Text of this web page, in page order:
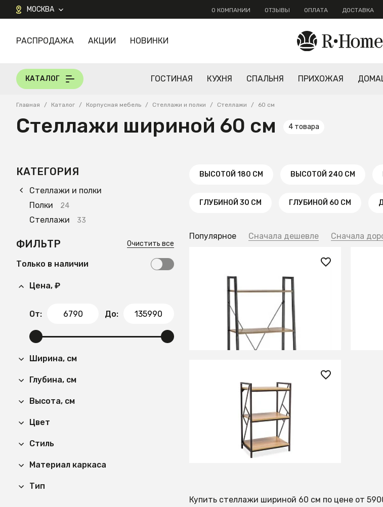
МОСКВА О КОМПАНИИ ОТЗЫВЫ ОПЛАТА ДОСТАВКА
КАТАЛОГ
РАСПРОДАЖА АКЦИИ НОВИНКИ
КАТАЛОГ ГОСТИНАЯ КУХНЯ СПАЛЬНЯ ПРИХОЖАЯ
Главная / Каталог / Корпусная мебель / Стеллажи и полки / Стеллажи / 60 см
Стеллажи шириной 60 см 4 товара
КАТЕГОРИЯ
Стеллажи и полки
Полки
24
Стеллажи 33
ФИЛЬТР Очистить все
Только в наличии
Цена, ₽
От: До:
Ширина, см
Глубина, см
Высота, см
Цвет
Стиль
Материал каркаса
Тип
ВЫСОТОЙ 180 СМ ВЫСОТОЙ 240 СМ
ГЛУБИНОЙ 30 СМ ГЛУБИНОЙ 60 СМ
Популярное Сначала дешевле Сначала
10 450 ₽
Стеллаж NARVIK REG-2 (дуб
сонома/черный)
В КОРЗИНУ
20
Стеллаж TABLO R3 (дуб/темно-
коричневый)
СООБЩИТЬ О ПОСТУПЛЕНИИ
Временно отсутствует
Купить стеллажи шириной 60 см по цене от